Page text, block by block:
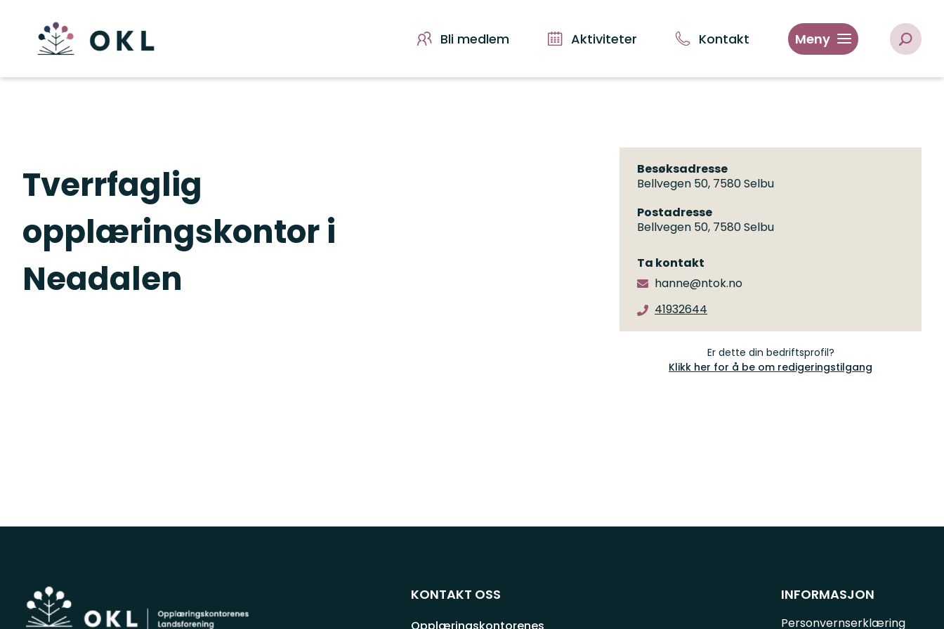
Bli medlem Aktiviteter Kontakt Meny
Tverrfaglig
opplæringskontor i
Neadalen
Besøksadresse
Bellvegen 50, 7580 Selbu
Postadresse
Bellvegen 50, 7580 Selbu
Ta kontakt
hanne@ntok.no
41932644
Er dette din bedriftsprofil?
Klikk her for å be om redigeringstilgang
KONTAKT OSS INFORMASJON
Personvernserklæring